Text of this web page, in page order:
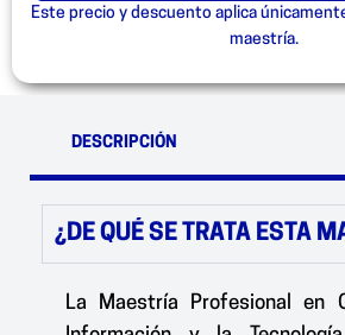
Este precio y descuento aplica
maestría.
DESCRIPCIÓN
¿DE QUÉ SE TRATA ESTA
La Maestría Profesional en